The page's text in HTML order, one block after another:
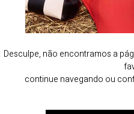
Desculpe, não encontramos a
continue navegando ou